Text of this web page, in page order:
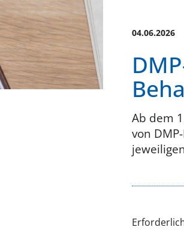
04.06.2026
Ab dem
von